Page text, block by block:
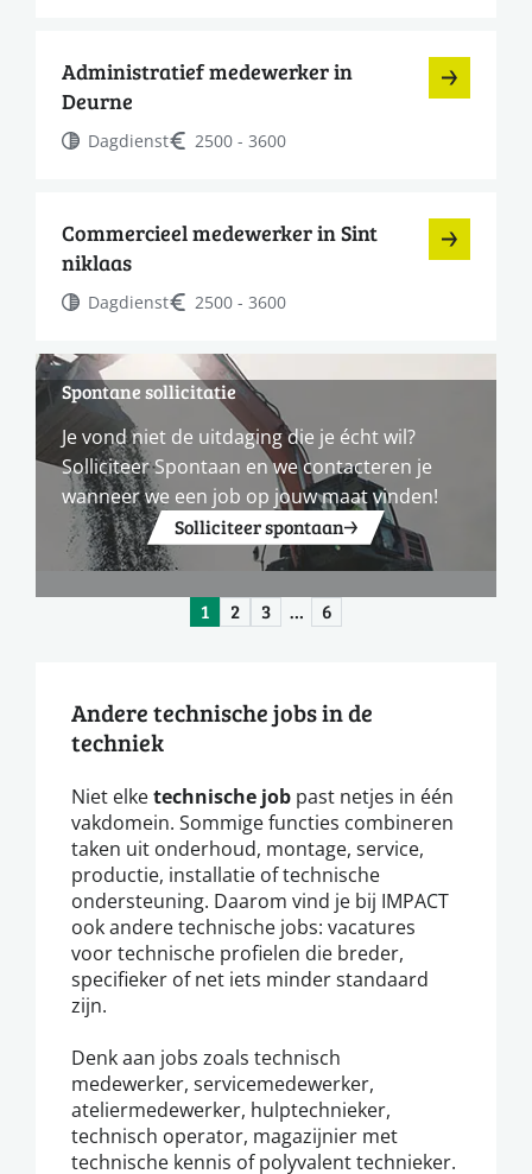
Administratief medewerker in
Deurne
Dagdienst 2500 - 3600
Commercieel medewerker in Sint
niklaas
Dagdienst 2500 - 3600
Spontane sollicitatie
Je vond niet de uitdaging die je écht wil?
Solliciteer Spontaan en we contacteren je
wanneer we een job op jouw maat vinden!
Solliciteer spontaan
1 2 3 … 6
Andere technische jobs in de
techniek
Niet elketechnische job past netjes in één
vakdomein. Sommige functies combineren
taken uit onderhoud, montage, service,
productie, installatie of technische
ondersteuning. Daarom vind je bij IMPACT
ook andere technische jobs: vacatures
voor technische profielen die breder,
specifieker of net iets minder standaard
zijn.
Denk aan jobs zoals technisch
medewerker, servicemedewerker,
ateliermedewerker, hulptechnieker,
technisch operator, magazijnier met
technische kennis of polyvalent technieker.